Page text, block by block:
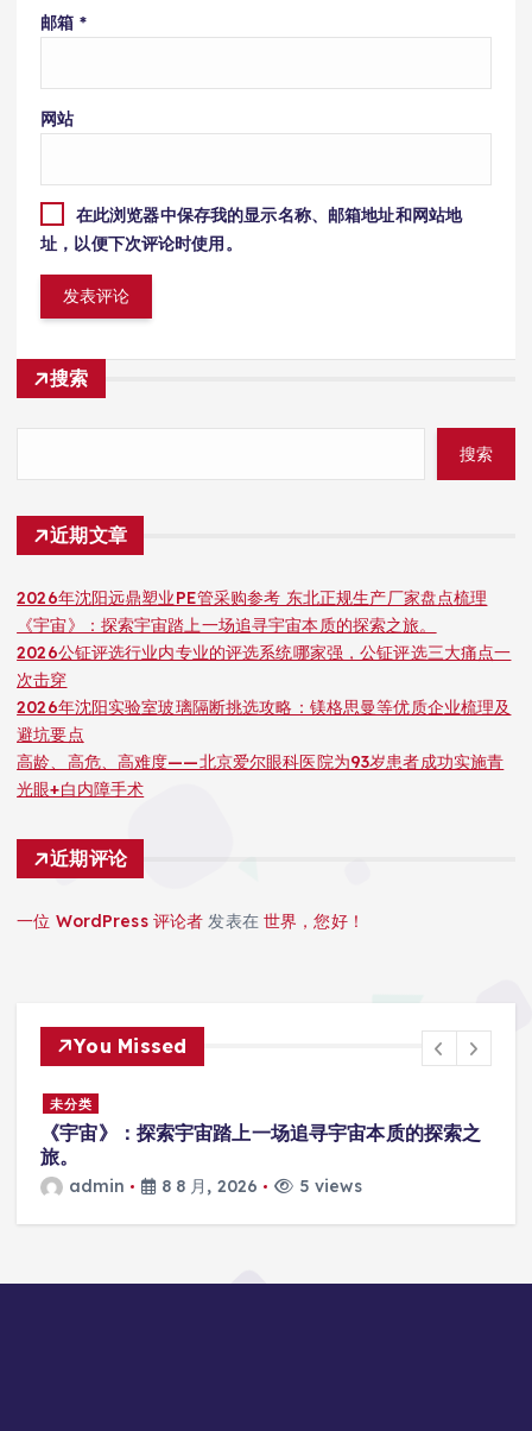
邮箱 *
网站
在此浏览器中保存我的显示名称、邮箱地址和网站地
址，以便下次评论时使用。
搜索
搜索
近期文章
2026年沈阳远鼎塑业PE管采购参考 东北正规生产厂家盘点梳理
《宇宙》：探索宇宙踏上一场追寻宇宙本质的探索之旅。
2026公钲评选行业内专业的评选系统哪家强，公钲评选三大痛点一
次击穿
2026年沈阳实验室玻璃隔断挑选攻略：镁格思曼等优质企业梳理及
避坑要点
高龄、高危、高难度——北京爱尔眼科医院为93岁患者成功实施青
光眼+白内障手术
近期评论
一位 WordPress 评论者 发表在世界，您好！
You Missed
未分类
《宇宙》：探索宇宙踏上一场追寻宇宙本质的探索之
旅。
admin 8 8 月, 2026 5 views